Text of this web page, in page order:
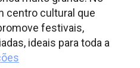
centro cultural que
festivais,
ideais para toda a